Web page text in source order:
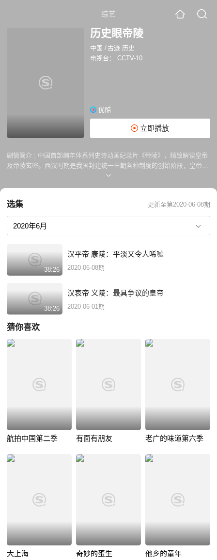
综艺
历史眼帝陵
中国 / 古迹 历史
电视台：
CCTV-10
优酷
立即播放
剧情简介 : 中国首部编年体系列史诗动画纪录片《帝陵》，精致解读皇帝
及帝陵玄密。西汉时期是我国封建统一王朝各种制度的创始阶段，皇帝的
陵墓是古代丧葬制度全面的载体。西汉皇帝陵墓...
选集 更新至第2020-06-08期
38:26
汉平帝 康陵：平淡又令人唏嘘
2020-06-08期
38:26
汉哀帝 义陵：最具争议的皇帝
2020-06-01期
猜你喜欢
航拍中国第二季 有面有朋友 老广的味道第六季
大上海 奇妙的蛋生 他乡的童年